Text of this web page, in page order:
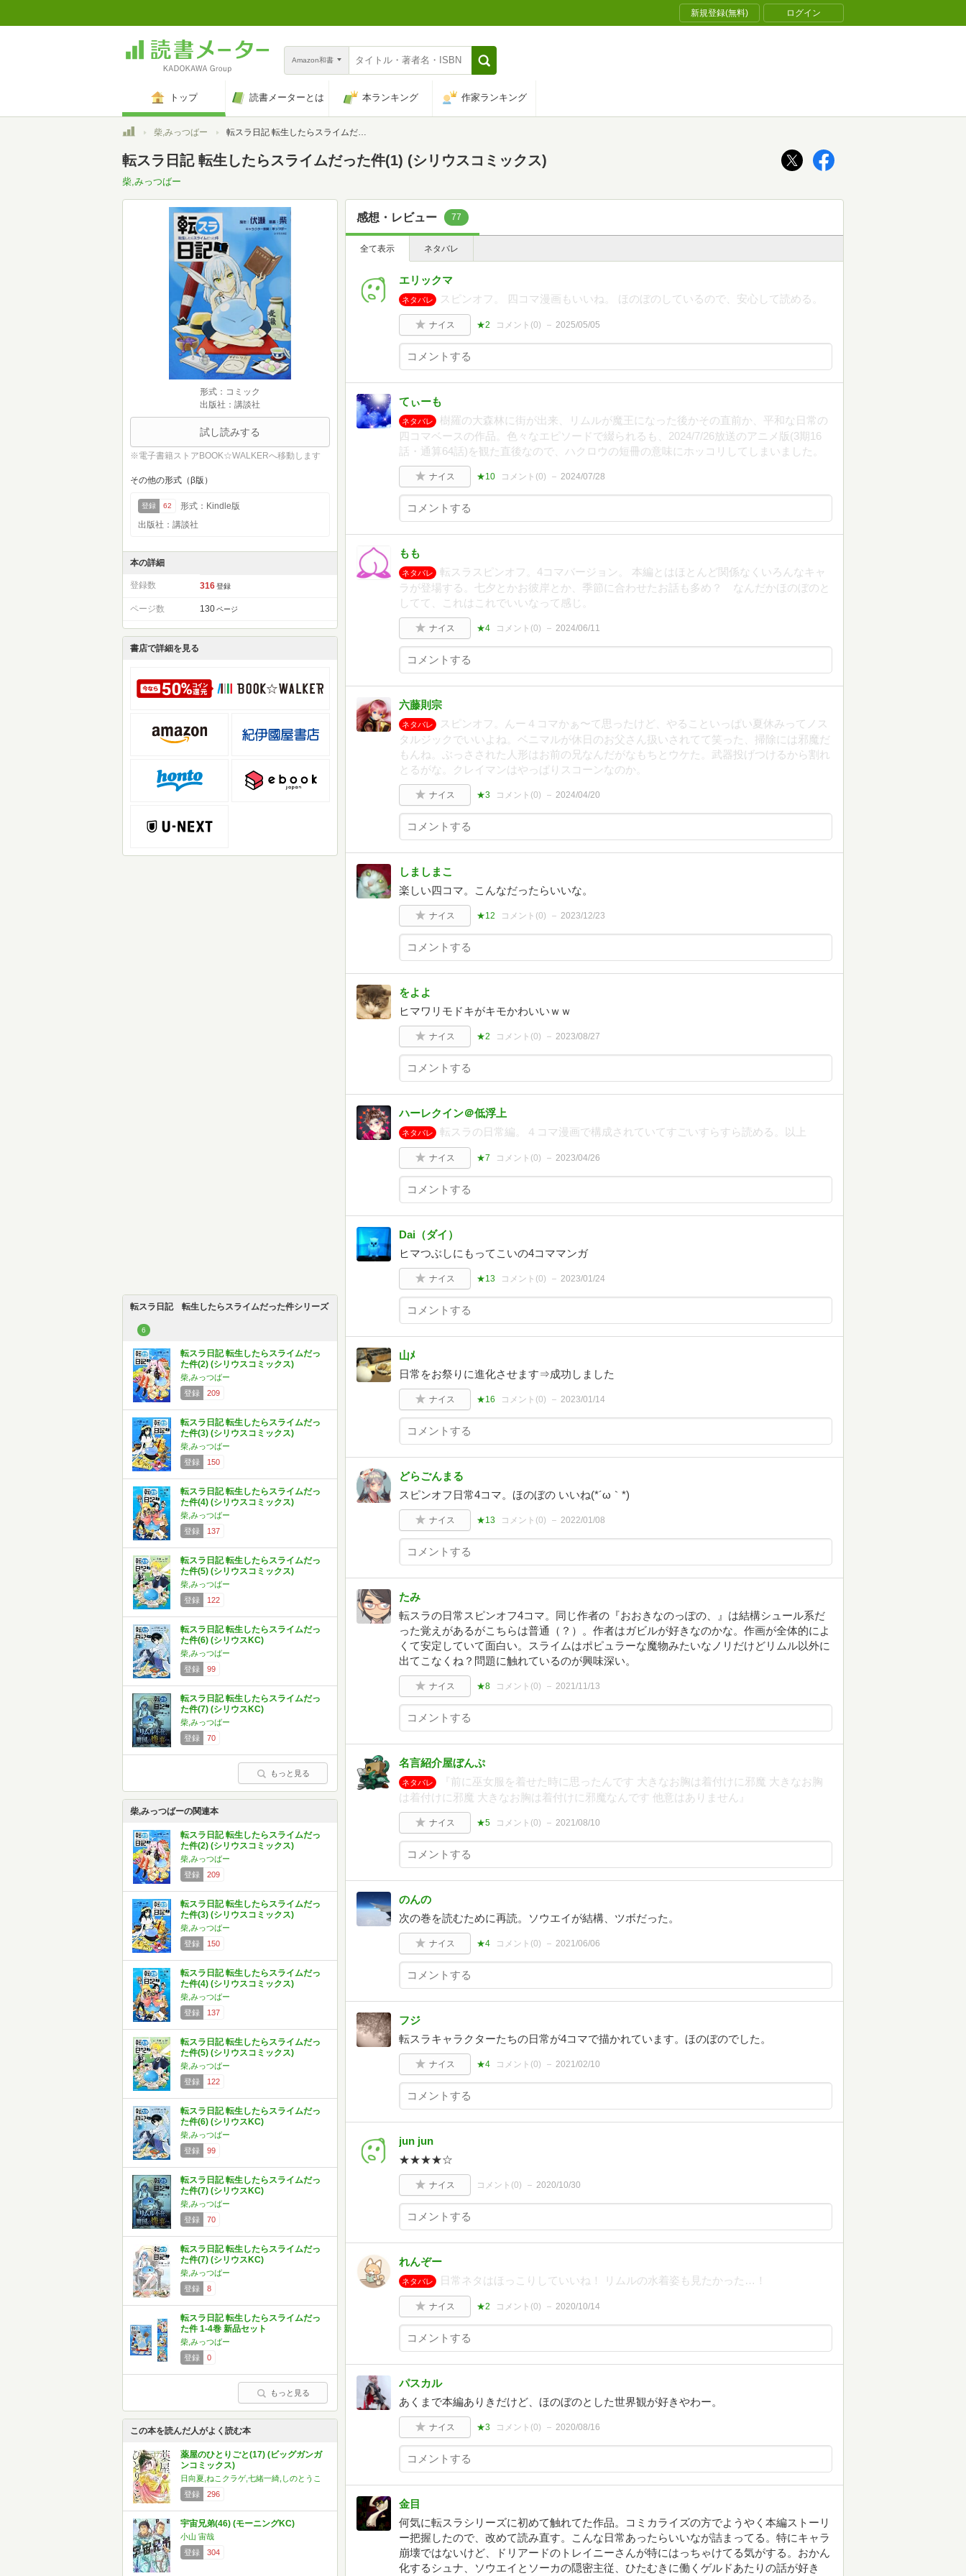
新規登録(無料) ログイン
Amazon和書
トップ 読書メーターとは 本ランキング 作家ランキング
トップ柴,みっつばー 転スラ日記 転生したらスライムだった件(1) (シリウスコミックス)
転スラ日記 転生したらスライムだった件(1) (シリウスコミックス)
柴,みっつばー
形式：コミック
出版社：講談社
試し読みする
※電子書籍ストアBOOK☆WALKERへ移動します
その他の形式（β版）
登録 62
形式：Kindle版
出版社：講談社
本の詳細
登録数 316 登録
ページ数 130 ページ
書店で詳細を見る
転スラ日記 転生したらスライムだった件シリーズ
6
転スラ日記 転生したらスライムだっ
た件(2) (シリウスコミックス)
柴,みっつばー
登録
209
転スラ日記 転生したらスライムだっ
た件(3) (シリウスコミックス)
柴,みっつばー
登録
150
転スラ日記 転生したらスライムだっ
た件(4) (シリウスコミックス)
柴,みっつばー
登録
137
転スラ日記 転生したらスライムだっ
た件(5) (シリウスコミックス)
柴,みっつばー
登録
122
転スラ日記 転生したらスライムだっ
た件(6) (シリウスKC)
柴,みっつばー
登録
99
転スラ日記 転生したらスライムだっ
た件(7) (シリウスKC)
柴,みっつばー
登録
70
もっと見る
柴,みっつばーの関連本
転スラ日記 転生したらスライムだっ
た件(2) (シリウスコミックス)
柴,みっつばー
登録
209
転スラ日記 転生したらスライムだっ
た件(3) (シリウスコミックス)
柴,みっつばー
登録
150
転スラ日記 転生したらスライムだっ
た件(4) (シリウスコミックス)
柴,みっつばー
登録
137
転スラ日記 転生したらスライムだっ
た件(5) (シリウスコミックス)
柴,みっつばー
登録
122
転スラ日記 転生したらスライムだっ
た件(6) (シリウスKC)
柴,みっつばー
登録
99
転スラ日記 転生したらスライムだっ
た件(7) (シリウスKC)
柴,みっつばー
登録
70
転スラ日記 転生したらスライムだっ
た件(7) (シリウスKC)
柴,みっつばー
登録
8
転スラ日記 転生したらスライムだっ
た件 1-4巻 新品セット
柴,みっつばー
登録
0
もっと見る
この本を読んだ人がよく読む本
薬屋のひとりごと(17) (ビッグガンガ
ンコミックス)
日向夏,ねこクラゲ,七緒一綺,しのとうこ
登録
296
宇宙兄弟(46) (モーニングKC)
小山 宙哉
登録
304
感想・レビュー 77
全て表示 ネタバレ
エリックマ
ネタバレ スピンオフ。 四コマ漫画もいいね。 ほのぼのしているので、安心して読める。
ナイス ★2 コメント(0) 2025/05/05
てぃーも
ネタバレ
樹羅の大森林に街が出来、リムルが魔王になった後かその直前か、平和な日常の
四コマベースの作品。色々なエピソードで綴られるも、2024/7/26放送のアニメ版(3期16
話・通算64話)を観た直後なので、ハクロウの短冊の意味にホッコリしてしまいました。
ナイス ★10 コメント(0) 2024/07/28
もも
ネタバレ
転スラスピンオフ。4コマバージョン。 本編とはほとんど関係なくいろんなキャ
ラが登場する。七夕とかお彼岸とか、季節に合わせたお話も多め？ なんだかほのぼのと
してて、これはこれでいいなって感じ。
ナイス ★4 コメント(0) 2024/06/11
六藤則宗
ネタバレ
スピンオフ。んー４コマかぁ〜て思ったけど、やることいっぱい夏休みってノス
タルジックでいいよね。ベニマルが休日のお父さん扱いされてて笑った、掃除には邪魔だ
もんね。ぶっさされた人形はお前の兄なんだがなもちとウケた。武器投げつけるから割れ
とるがな。クレイマンはやっぱりスコーンなのか。
ナイス ★3 コメント(0) 2024/04/20
しましまこ
楽しい四コマ。こんなだったらいいな。
ナイス ★12 コメント(0) 2023/12/23
をよよ
ヒマワリモドキがキモかわいいｗｗ
ナイス ★2 コメント(0) 2023/08/27
ハーレクイン＠低浮上
ネタバレ 転スラの日常編。４コマ漫画で構成されていてすごいすらすら読める。以上
ナイス ★7 コメント(0) 2023/04/26
Dai（ダイ）
ヒマつぶしにもってこいの4コママンガ
ナイス ★13 コメント(0) 2023/01/24
山ﾒ
日常をお祭りに進化させます⇒成功しました
ナイス ★16 コメント(0) 2023/01/14
どらごんまる
スピンオフ日常4コマ。ほのぼの いいね(*´ω｀*)
ナイス ★13 コメント(0) 2022/01/08
たみ
転スラの日常スピンオフ4コマ。同じ作者の『おおきなのっぽの、』は結構シュール系だ
った覚えがあるがこちらは普通（？）。作者はガビルが好きなのかな。作画が全体的によ
くて安定していて面白い。スライムはポピュラーな魔物みたいなノリだけどリムル以外に
出てこなくね？問題に触れているのが興味深い。
ナイス ★8 コメント(0) 2021/11/13
名言紹介屋ぼんぷ
ネタバレ
『前に巫女服を着せた時に思ったんです 大きなお胸は着付けに邪魔 大きなお胸
は着付けに邪魔 大きなお胸は着付けに邪魔なんです 他意はありません』
ナイス ★5 コメント(0) 2021/08/10
のんの
次の巻を読むために再読。ソウエイが結構、ツボだった。
ナイス ★4 コメント(0) 2021/06/06
フジ
転スラキャラクターたちの日常が4コマで描かれています。ほのぼのでした。
ナイス ★4 コメント(0) 2021/02/10
jun jun
★★★★☆
ナイス コメント(0) 2020/10/30
れんぞー
ネタバレ 日常ネタはほっこりしていいね！ リムルの水着姿も見たかった…！
ナイス ★2 コメント(0) 2020/10/14
パスカル
あくまで本編ありきだけど、ほのぼのとした世界観が好きやわー。
ナイス ★3 コメント(0) 2020/08/16
金目
何気に転スラシリーズに初めて触れてた作品。コミカライズの方でようやく本編ストーリ
ー把握したので、改めて読み直す。こんな日常あったらいいなが詰まってる。特にキャラ
崩壊ではないけど、ドリアードのトレイニーさんが特にはっちゃけてる気がする。おかん
化するシュナ、ソウエイとソーカの隠密主従、ひたむきに働くゲルドあたりの話が好き